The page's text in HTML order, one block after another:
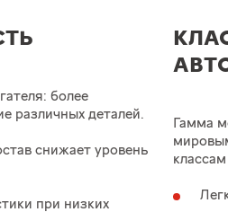
более
различных деталей.
снижает уровень
при низких
Гамма